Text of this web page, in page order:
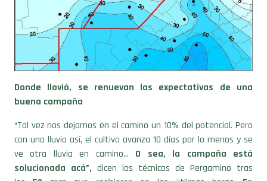
Donde llovió, se renuevan las expectativas de una
buena campaña
“Tal vez nos dejamos en el camino un 10% del potencial. Pero
con una lluvia así, el cultivo avanza 10 días por lo menos y se
ve otra lluvia en camino… O sea, la campaña está
solucionada acá”, dicen los técnicos de Pergamino tras